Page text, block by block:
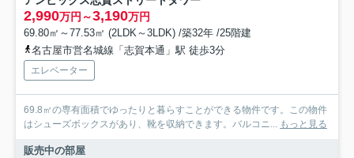
2,990万円～3,190万円
69.80㎡～77.53㎡ (2LDK～3LDK) /築32年 /25階建
名古屋市営名城線「志賀本通」駅 徒歩3分
エレベーター
69.8㎡の専有面積でゆったりと暮らすことができる物件です。この物件
はシューズボックスがあり、靴を収納できます。バルコニ... もっと見る
販売中の部屋